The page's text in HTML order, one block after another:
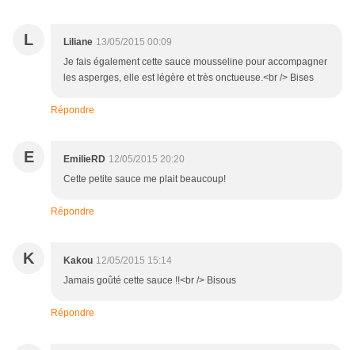
L Liliane 13/05/2015 00:09
Je fais également cette sauce mousseline pour accompagner
les asperges, elle est légère et très onctueuse.<br /> Bises
Répondre
E EmilieRD 12/05/2015 20:20
Cette petite sauce me plait beaucoup!
Répondre
K Kakou 12/05/2015 15:14
Jamais goûté cette sauce !!<br /> Bisous
Répondre